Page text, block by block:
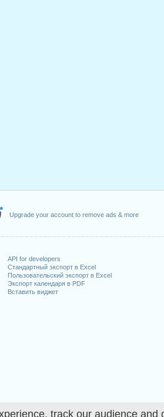
track our audience and
Upgrade your account to remove ads & more
API for developers
Стандартный экспорт в Excel
Пользовательский экспорт в Excel
Экспорт календаря в PDF
Вставить виджет